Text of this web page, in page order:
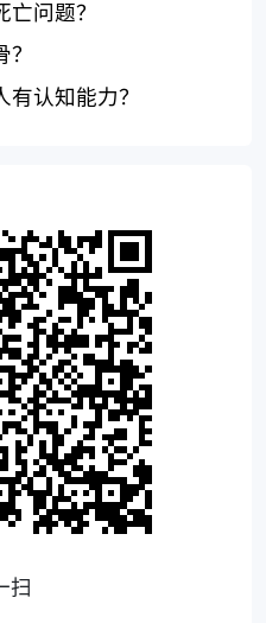
问题？
认知能力？
扫